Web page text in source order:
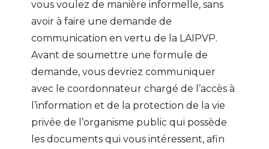
vous voulez de manière informelle, sans
avoir à faire une demande de
communication en vertu de la LAIPVP.
Avant de soumettre une formule de
demande, vous devriez communiquer
avec le coordonnateur chargé de l’accès à
l’information et de la protection de la vie
privée de l’organisme public qui possède
les documents qui vous intéressent, afin